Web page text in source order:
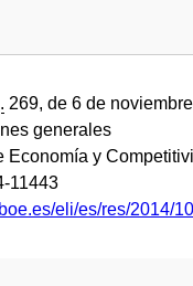
269, de 6 de
generales
Economía y
11443
eli/es/res/2014/